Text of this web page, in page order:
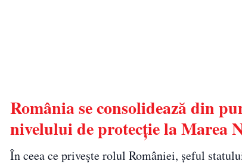
România se consolidează din
nivelului de protecție la Marea
În ceea ce privește rolul României, șeful